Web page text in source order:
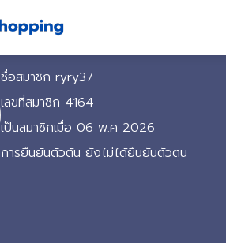
ชื่อสมาชิก ryry37
เลขที่สมาชิก 4164
เป็นสมาชิกเมื่อ 06 พ.ค 2026
การยืนยันตัวต้น ยังไม่ได้ยืนยันตัวตน